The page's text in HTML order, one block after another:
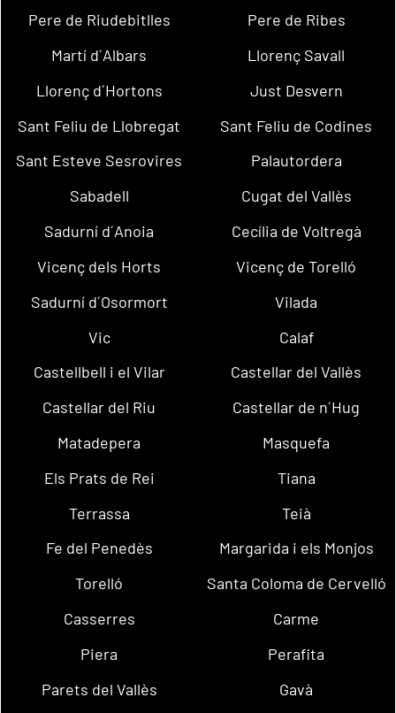
Pere de Riudebitlles
Pere de Ribes
Martí d´Albars
Llorenç Savall
Llorenç d´Hortons
Just Desvern
Sant Feliu de Llobregat
Sant Feliu de Codines
Sant Esteve Sesrovires
Palautordera
Sabadell
Cugat del Vallès
Sadurní d´Anoia
Cecília de Voltregà
Vicenç dels Horts
Vicenç de Torelló
Sadurní d´Osormort
Vilada
Vic
Calaf
Castellbell i el Vilar
Castellar del Vallès
Castellar del Riu
Castellar de n´Hug
Matadepera
Masquefa
Els Prats de Rei
Tiana
Terrassa
Teià
Fe del Penedès
Margarida i els Monjos
Torelló
Santa Coloma de Cervelló
Casserres
Carme
Piera
Perafita
Parets del Vallès
Gavà